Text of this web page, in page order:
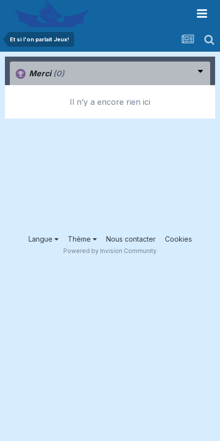
Et si l'on parlait Jeux!
Merci(0)
Il n’y a encore rien ici
Langue Thème Nous contacter Cookies
Powered by Invision Community